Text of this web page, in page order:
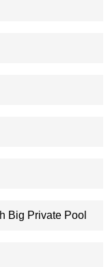
Big Private Pool